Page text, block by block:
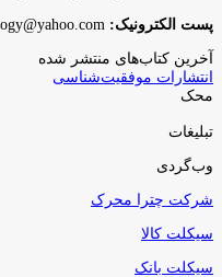
پست الکترونیک:
آخرین کتاب‌های منتشر شده
انتشارات موفقیت‌شناسی
محک
تبلیغات
وب‌گردی
شرکت چترا محرک
سیکلت کالا
سیکلت بانک